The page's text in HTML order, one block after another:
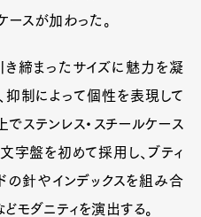
ースが加わった。
き締まったサイズに魅力を凝
抑制によって個性を表現して
でステンレス・スチールケース
字盤を初めて採用し、ブティ
の針やインデックスを組み合
モダニティを演出する。